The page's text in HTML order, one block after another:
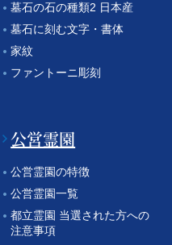
墓石の石の種類2 日本産
墓石に刻む文字・書体
家紋
ファントーニ彫刻
公営霊園
公営霊園の特徴
公営霊園一覧
都立霊園 当選された方への
注意事項